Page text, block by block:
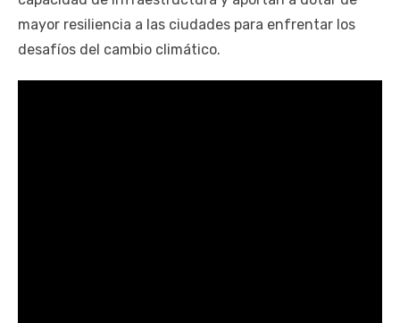
mayor resiliencia a las ciudades para enfrentar los
desafíos del cambio climático.